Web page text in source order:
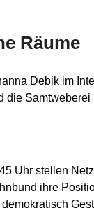
Räume
Debik im
die Samtweberei
Uhr stellen
ihre